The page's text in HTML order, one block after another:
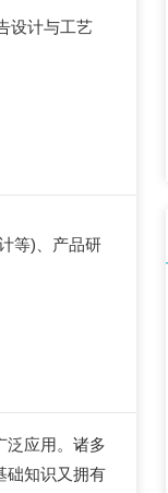
设计与工艺
等)、产品研
泛应用。诸多
础知识又拥有